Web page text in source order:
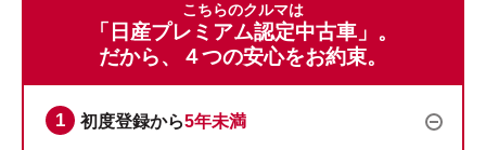
こちらのクルマは
「日産プレミアム認定中古車」。
だから、４つの安心をお約束。
初度登録から5年未満